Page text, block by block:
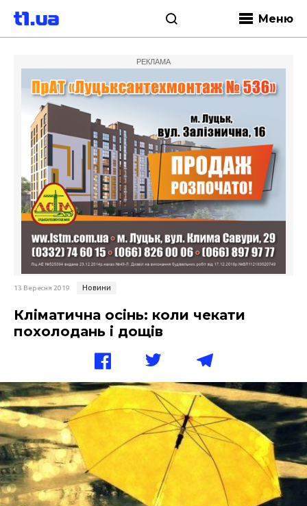
Меню
РЕКЛАМА
13 Вересня 2019 Новини
Кліматична осінь: коли чекати
похолодань і дощів